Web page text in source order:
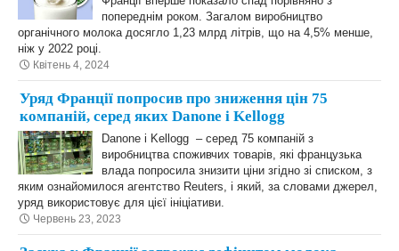
попереднім роком. Загалом виробництво
органічного молока досягло 1,23 млрд літрів, що на 4,5% менше,
ніж у 2022 році.
Квітень 4, 2024
Уряд Франції попросив про зниження цін 75
компаній, серед яких Danone і Kellogg
Danone і Kellogg – серед 75 компаній з
виробництва споживчих товарів, які французька
влада попросила знизити ціни згідно зі списком, з
яким ознайомилося агентство Reuters, і який, за словами джерел,
уряд використовує для цієї ініціативи.
Червень 23, 2023